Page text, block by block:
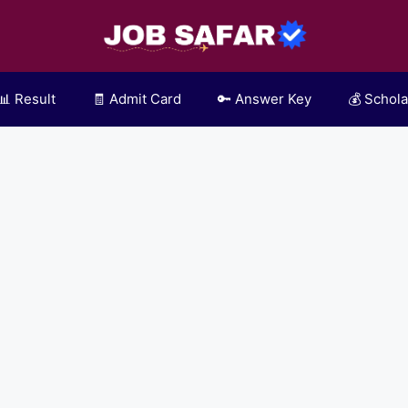
Result 🧾 Admit Card 🔑 Answer Key 💰